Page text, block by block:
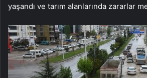
yaşandı ve tarım alanlarında zararlar